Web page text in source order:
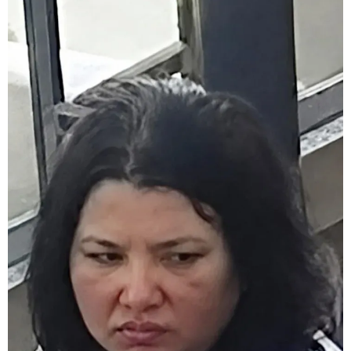
15:49 / 06-08-2026
შეიძინე ალდაგის სამოგზაურო დაზღვევა და მიიღე
გაორმაგებული ინტერნეტი